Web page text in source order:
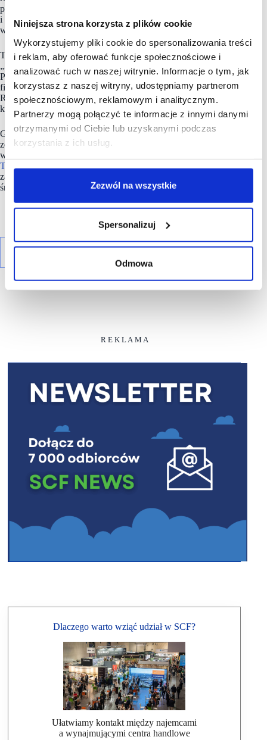
Niniejsza strona korzysta z plików cookie
Wykorzystujemy pliki cookie do spersonalizowania treści
i reklam, aby oferować funkcje społecznościowe i
analizować ruch w naszej witrynie. Informacje o tym, jak
korzystasz z naszej witryny, udostępniamy partnerom
społecznościowym, reklamowym i analitycznym.
Partnerzy mogą połączyć te informacje z innymi danymi
otrzymanymi od Ciebie lub uzyskanymi podczas
korzystania z ich usług.
Zezwól na wszystkie
Spersonalizuj
Odmowa
planujemy warsztaty, treningi i wydarzenia dla pracowników
i mieszkańców” – mówi Joanna Barska, Head of Retail Leasing
w AFI Poland.
Ten nietypowy biurowiec z białego betonu zdobył nagrodę
„Zrównoważony Budynek Biurowy” przyznaną przez jury
PLGBC Green Building Awards. W ostatnim czasie został
finalistą prestiżowych nagród architektonicznych: Nagrody
Roku SARP oraz Nagrody Prezydenta m.st. Warszawy,
których wyniki rozstrzygną się w czerwcu.
Główne założenia przyszłej zabudowy superkwartału można
zobaczyć w Warszawskim Pawilonie Architektury ZODIAK
w ramach trwającej wystawy „Plany na Przyszłość”. Plan
Towarowej22odbija się echem nie tylko po Warszawie –
zainteresowanie widać zarówno w międzynarodowym
środowisku urbanistycznym, jak i biznesowym.
R E K L A M A
Dlaczego warto wziąć udział w SCF?
Ułatwiamy kontakt między najemcami
a wynajmującymi centra handlowe